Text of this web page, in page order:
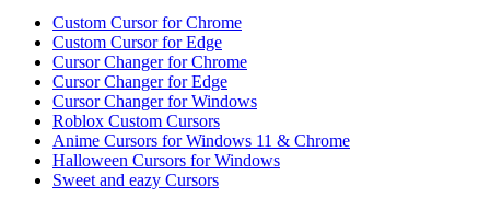
Custom Cursor for Chrome
Custom Cursor for Edge
Cursor Changer for Chrome
Cursor Changer for Edge
Cursor Changer for Windows
Roblox Custom Cursors
Anime Cursors for Windows 11 & Chrome
Halloween Cursors for Windows
Sweet and eazy Cursors